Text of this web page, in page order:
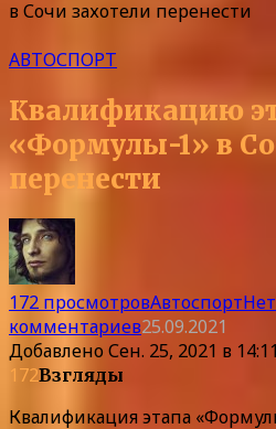
в Сочи захотели перенести
АВТОСПОРТ
Квалификацию
«Формулы-1» в
перенести
172 просмотровАвтоспортНет
комментариев25.09.2021
ДобавленоСен. 25, 2021 в 14:11
172Взгляды
Квалификация этапа